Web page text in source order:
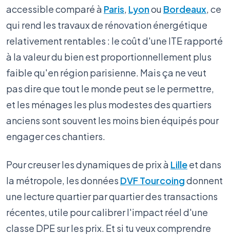
accessible comparé à Paris, Lyonou Bordeaux, ce
qui rend les travaux de rénovation énergétique
relativement rentables : le coût d'une ITE rapporté
à la valeur du bien est proportionnellement plus
faible qu'en région parisienne. Mais ça ne veut
pas dire que tout le monde peut se le permettre,
et les ménages les plus modestes des quartiers
anciens sont souvent les moins bien équipés pour
engager ces chantiers.
Pour creuser les dynamiques de prix à Lilleet dans
la métropole, les données DVF Tourcoingdonnent
une lecture quartier par quartier des transactions
récentes, utile pour calibrer l'impact réel d'une
classe DPE sur les prix. Et si tu veux comprendre